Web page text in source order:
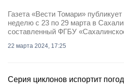
Газета «Вести Томари»
неделю с 23 по 29 марта в
составленный ФГБУ
22 марта 2024, 17:25
Серия циклонов испортит